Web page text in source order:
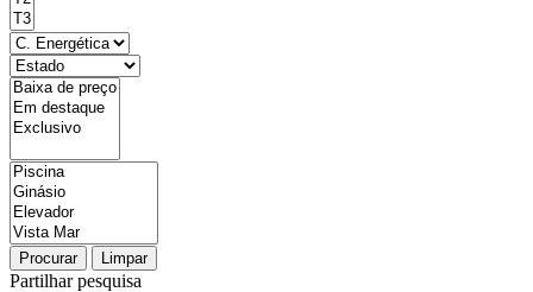
Procurar Limpar
Partilhar pesquisa